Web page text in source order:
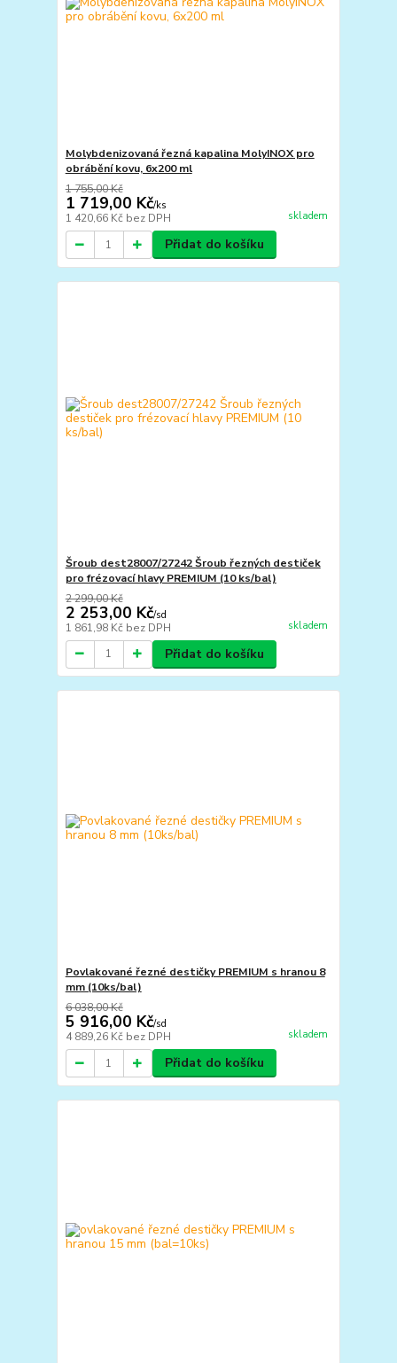
Molybdenizovaná řezná kapalina MolyINOX pro
obrábění kovu, 6x200 ml
1 755,00 Kč
1 719,00 Kč/ks
1 420,66 Kč bez DPH skladem
Přidat do košíku
Šroub dest28007/27242 Šroub řezných destiček
pro frézovací hlavy PREMIUM (10 ks/bal)
2 299,00 Kč
2 253,00 Kč/sd
1 861,98 Kč bez DPH skladem
Přidat do košíku
Povlakované řezné destičky PREMIUM s hranou 8
mm (10ks/bal)
6 038,00 Kč
5 916,00 Kč/sd
4 889,26 Kč bez DPH skladem
Přidat do košíku